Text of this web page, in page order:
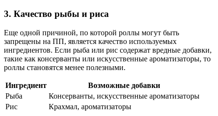
3. Качество рыбы и риса
Еще одной причиной, по которой роллы могут быть
запрещены на ПП, является качество используемых
ингредиентов. Если рыба или рис содержат вредные добавки,
такие как консерванты или искусственные ароматизаторы, то
роллы становятся менее полезными.
Ингредиент
Возможные добавки
Рыба
Консерванты, искусственные ароматизаторы
Рис
Крахмал, ароматизаторы